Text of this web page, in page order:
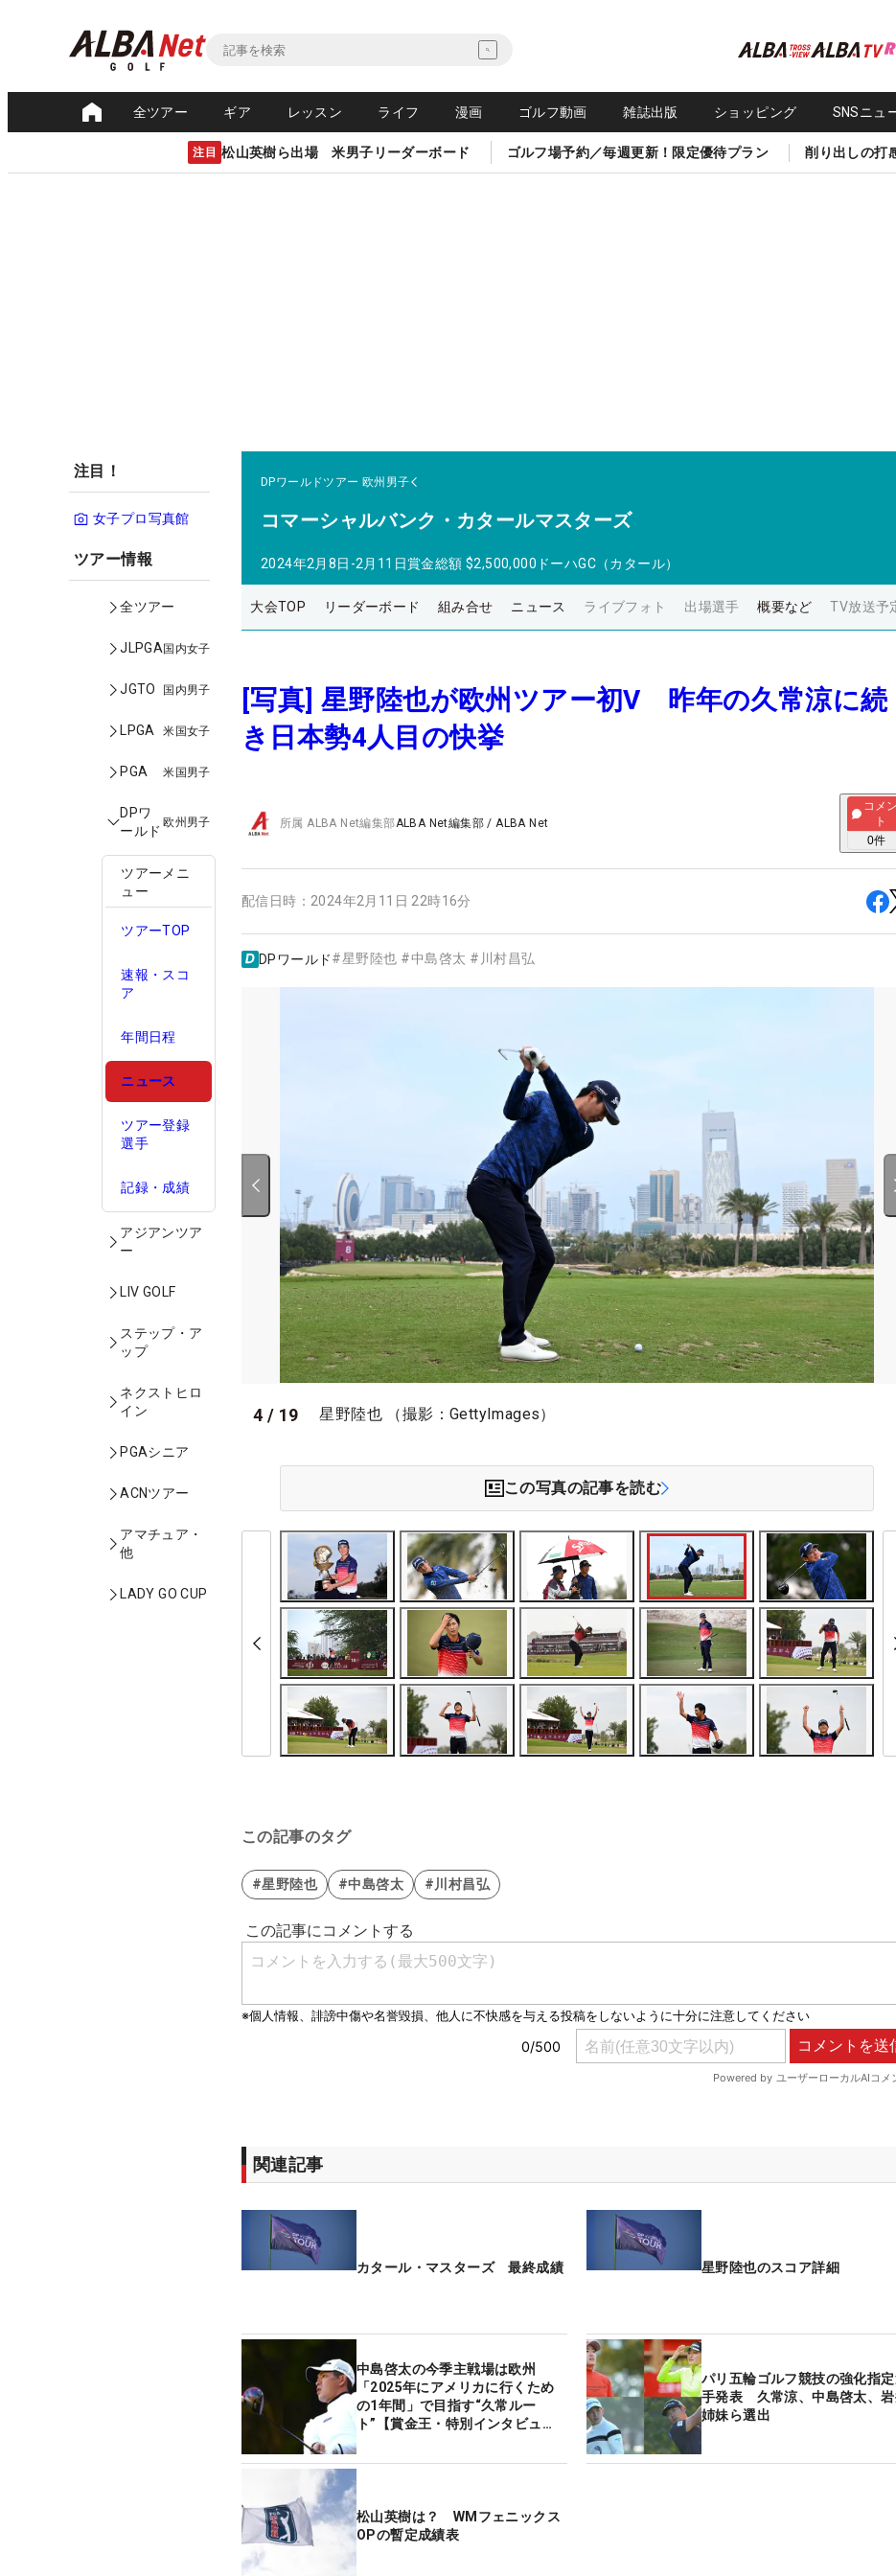
全ツアー ギア レッスン ライフ 漫画 ゴルフ動画 雑誌出版 ショッピング SNSニュ
注目 松山英樹ら出場 米男子リーダーボード ゴルフ場予約／毎週更新！限定優待プラン 削り出しの打
注目！
女子プロ写真館
ツアー情報
全ツアー
JLPGA国内女子
JGTO 国内男子
LPGA 米国女子
PGA 米国男子
DPワ
ールド
欧州男子
ツアーメニ
ュー
ツアーTOP
速報・スコ
ア
年間日程
ニュース
ツアー登録
選手
記録・成績
アジアンツア
ー
LIV GOLF
ステップ・ア
ップ
ネクストヒロ
イン
PGAシニア
ACNツアー
アマチュア・
他
LADY GO CUP
DPワールドツアー 欧州男子
コマーシャルバンク・カタールマスターズ
2024年2月8日-2月11日賞金総額 $2,500,000 ドーハGC（カタール）
大会TOP リーダーボード 組み合せ ニュース ライブフォト 出場選手 概要など TV放送予
[写真] 星野陸也が欧州ツアー初V 昨年の久常涼に続
き日本勢4人目の快挙
所属ALBA Net編集部ALBA Net編集部 /ALBA Net
コメン
ト
0件
配信日時： 2024年2月11日 22時16分
DPワールド#星野陸也 #中島啓太 # 川村昌弘
4 / 19 星野陸也 （撮影：GettyImages）
この写真の記事を読む
この記事のタグ
#星野陸也 #中島啓太 #川村昌弘
関連記事
カタール・マスターズ 最終成績 星野陸也のスコア詳細
中島啓太の今季主戦場は欧州
「2025年にアメリカに行くため
の1年間」で目指す“久常ルー
ト”【賞金王・特別インタビュ
パリ五輪ゴルフ競技の強化指
手発表 久常涼、中島啓太、
姉妹ら選出
松山英樹は？ WMフェニックス
OPの暫定成績表